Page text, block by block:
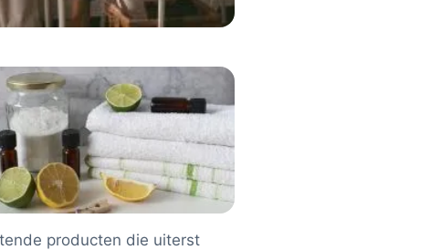
producten die uiterst